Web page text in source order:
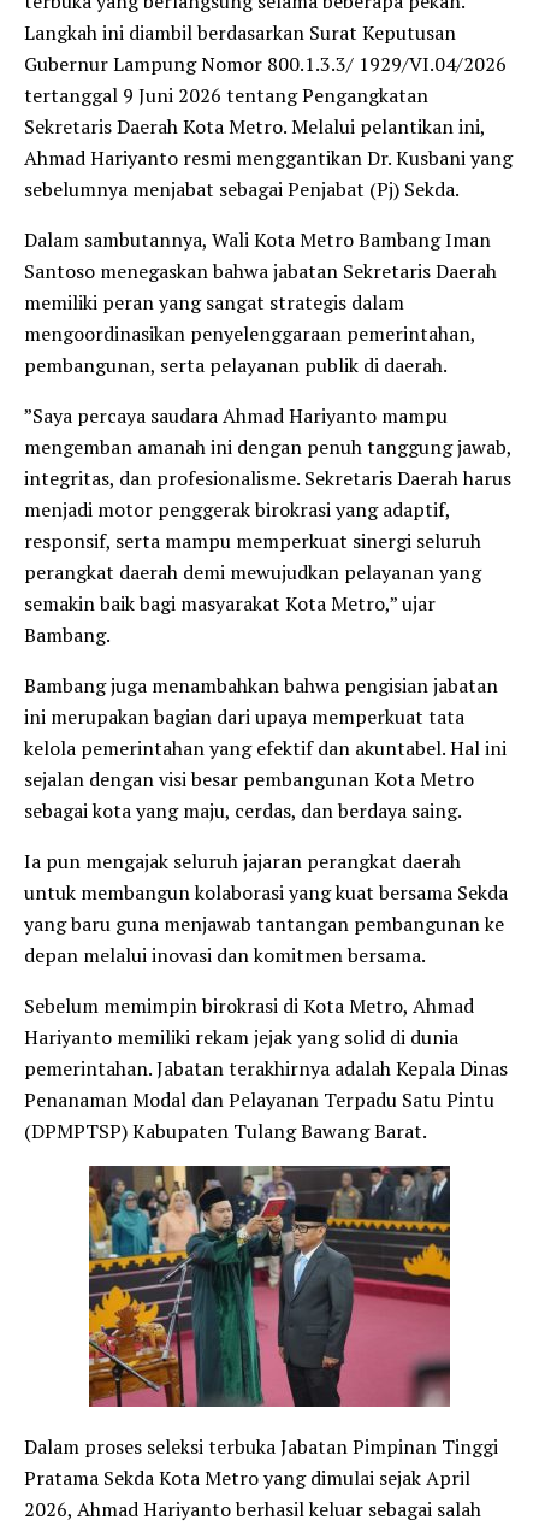
Langkah ini diambil berdasarkan Surat Keputusan
Gubernur Lampung Nomor 800.1.3.3/ 1929/VI.04/2026
tertanggal 9 Juni 2026 tentang Pengangkatan
Sekretaris Daerah Kota Metro. Melalui pelantikan ini,
Ahmad Hariyanto resmi menggantikan Dr. Kusbani yang
sebelumnya menjabat sebagai Penjabat (Pj) Sekda.
​Dalam sambutannya, Wali Kota Metro Bambang Iman
Santoso menegaskan bahwa jabatan Sekretaris Daerah
memiliki peran yang sangat strategis dalam
mengoordinasikan penyelenggaraan pemerintahan,
pembangunan, serta pelayanan publik di daerah.
​”Saya percaya saudara Ahmad Hariyanto mampu
mengemban amanah ini dengan penuh tanggung jawab,
integritas, dan profesionalisme. Sekretaris Daerah harus
menjadi motor penggerak birokrasi yang adaptif,
responsif, serta mampu memperkuat sinergi seluruh
perangkat daerah demi mewujudkan pelayanan yang
semakin baik bagi masyarakat Kota Metro,” ujar
Bambang.
​Bambang juga menambahkan bahwa pengisian jabatan
ini merupakan bagian dari upaya memperkuat tata
kelola pemerintahan yang efektif dan akuntabel. Hal ini
sejalan dengan visi besar pembangunan Kota Metro
sebagai kota yang maju, cerdas, dan berdaya saing.
​Ia pun mengajak seluruh jajaran perangkat daerah
untuk membangun kolaborasi yang kuat bersama Sekda
yang baru guna menjawab tantangan pembangunan ke
depan melalui inovasi dan komitmen bersama.
​Sebelum memimpin birokrasi di Kota Metro, Ahmad
Hariyanto memiliki rekam jejak yang solid di dunia
pemerintahan. Jabatan terakhirnya adalah Kepala Dinas
Penanaman Modal dan Pelayanan Terpadu Satu Pintu
(DPMPTSP) Kabupaten Tulang Bawang Barat.
​Dalam proses seleksi terbuka Jabatan Pimpinan Tinggi
Pratama Sekda Kota Metro yang dimulai sejak April
2026, Ahmad Hariyanto berhasil keluar sebagai salah